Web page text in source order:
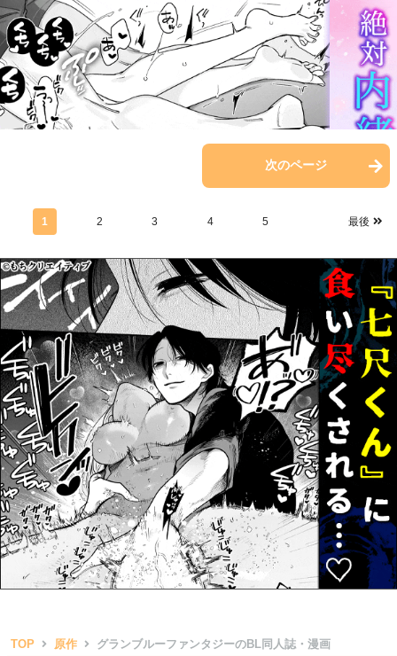
次のページ
1 2 3 4 5 最後
TOP 原作 グランブルーファンタジーのBL同人誌・漫画